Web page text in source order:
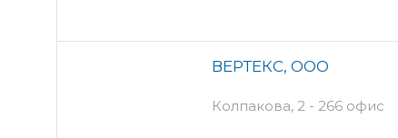
ВЕРТЕКС, ООО
Колпакова, 2 - 266 офис